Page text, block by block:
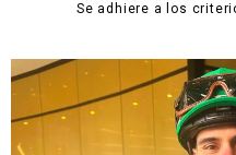
Se adhiere a los